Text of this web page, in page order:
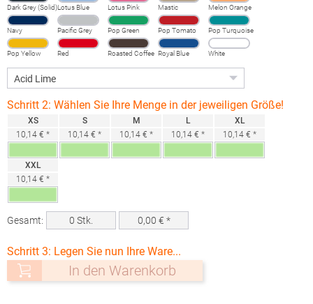
Dark Grey (Solid)Lotus Blue Lotus Pink Mastic Melon Orange
Navy Pacific Grey Pop Green Pop Tomato Pop Turquoise
Pop Yellow Red Roasted Coffee Royal Blue White
Schritt 2: Wählen Sie Ihre Menge in der jeweiligen Größe!
XS
10,14 € *
S
10,14 € *
M
10,14 € *
L
10,14 € *
XL
10,14 € *
XXL
10,14 € *
Gesamt: 0 Stk. 0,00 € *
Schritt 3: Legen Sie nun Ihre Ware...
In den Warenkorb